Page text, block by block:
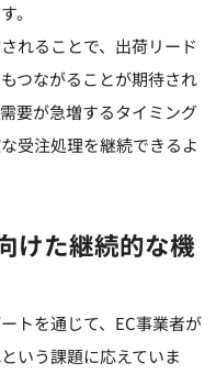
。
れることで、出荷リード
つながることが期待され
要が急増するタイミング
受注処理を継続できるよ
けた継続的な機
トを通じて、EC事業者が
いう課題に応えていま